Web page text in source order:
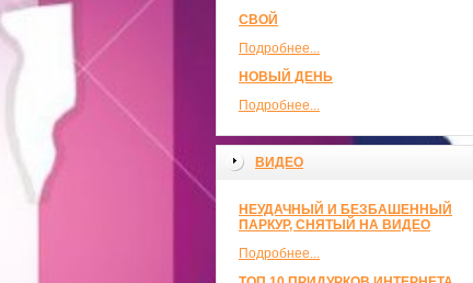
СВОЙ
Подробнее...
НОВЫЙ ДЕНЬ
Подробнее...
ВИДЕО
НЕУДАЧНЫЙ И БЕЗБАШЕННЫЙ
ПАРКУР, СНЯТЫЙ НА ВИДЕО
Подробнее...